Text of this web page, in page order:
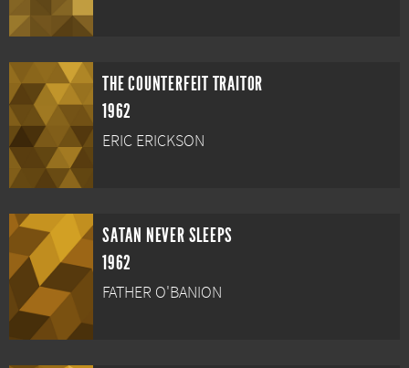
THE COUNTERFEIT TRAITOR
1962
ERIC ERICKSON
SATAN NEVER SLEEPS
1962
FATHER O'BANION